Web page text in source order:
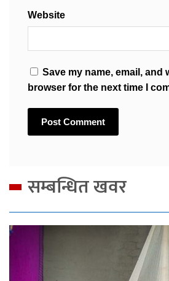
Website
Save my name, email, and
browser for the next time I
सम्बन्धित खवर